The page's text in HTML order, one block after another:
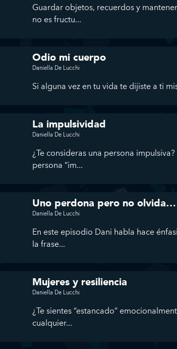
Guardar objetos, recuerdos y
no es fructu...
Odio mi cuerpo
Daniella De Lucchi
Si alguna vez en tu vida te dijiste a ti
La impulsividad
Daniella De Lucchi
¿Te consideras una persona
persona “im...
Uno perdona pero no olvida…
Daniella De Lucchi
En este episodio Dani habla hace
la frase...
Mujeres y resiliencia
Daniella De Lucchi
¿Te sientes “estancado”
cualquier...